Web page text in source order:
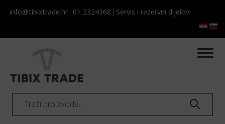
info@tibixtrade.hr 01 2324368 Servis i rezervni dijelovi​​
Products
search